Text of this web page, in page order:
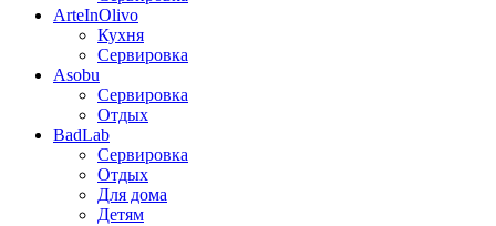
ArteInOlivo
Кухня
Сервировка
Asobu
Сервировка
Отдых
BadLab
Сервировка
Отдых
Для дома
Детям